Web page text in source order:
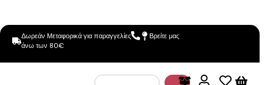
Δωρεάν Μεταφορικά για παραγγελίες
άνω των 80€
Βρείτε μας